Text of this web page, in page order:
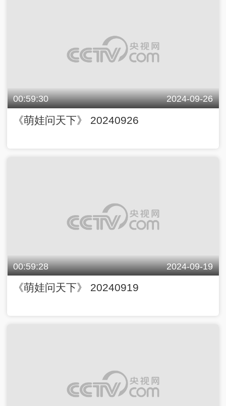
00:59:30 2024-09-26
《萌娃问天下》 20240926
00:59:28 2024-09-19
《萌娃问天下》 20240919